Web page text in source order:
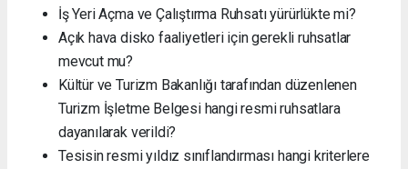
İş Yeri Açma ve Çalıştırma Ruhsatı yürürlükte mi?
Açık hava disko faaliyetleri için gerekli ruhsatlar
mevcut mu?
Kültür ve Turizm Bakanlığı tarafından düzenlenen
Turizm İşletme Belgesi hangi resmi ruhsatlara
dayanılarak verildi?
Tesisin resmi yıldız sınıflandırması hangi kriterlere